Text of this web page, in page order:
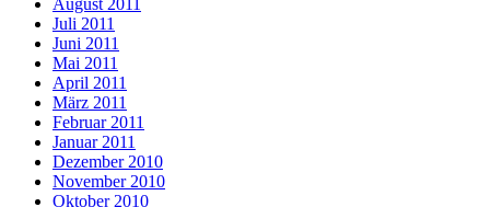
August 2011
Juli 2011
Juni 2011
Mai 2011
April 2011
März 2011
Februar 2011
Januar 2011
Dezember 2010
November 2010
Oktober 2010